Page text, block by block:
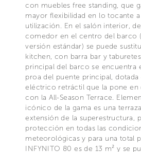
con muebles free standing, que
mayor flexibilidad en lo tocante
utilización. En el salón interior,
comedor en el centro del barco
versión estándar) se puede
kitchen, con barra bar y
principal del barco se encuentra
proa del puente principal, dotada
eléctrico retráctil que la pone en
con la All-Season Terrace.
icónico de la gama es una
extensión de la superestructura,
protección en todas las
meteorológicas y para una total
INFYNITO 80 es de 13 m² y se